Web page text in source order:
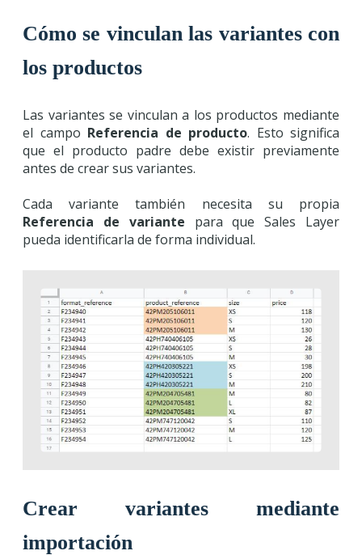
Cómo se vinculan las variantes con
los productos
Las variantes se vinculan a los productos mediante
el campo Referencia de producto. Esto significa
que el producto padre debe existir previamente
antes de crear sus variantes.
Cada variante también necesita su propia
Referencia de variante para que Sales Layer
pueda identificarla de forma individual.
Crear variantes mediante
importación